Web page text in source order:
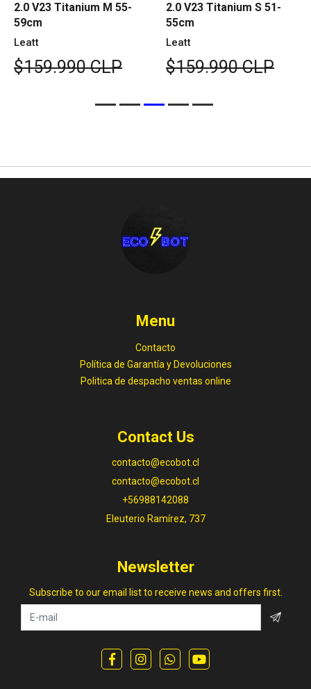
2.0 V23 Titanium M 55-
59cm
Leatt
$159.990 CLP
2.0 V23 Titanium S 51-
55cm
Leatt
$159.990 CLP
Menu
Contacto
Política de Garantía y Devoluciones
Politica de despacho ventas online
Contact Us
contacto@ecobot.cl
contacto@ecobot.cl
+56988142088
Eleuterio Ramírez, 737
Newsletter
Subscribe to our email list to receive news and offers first.